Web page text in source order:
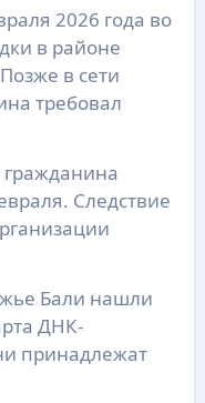
2026 года во
в районе
в сети
требовал
Следствие
Бали нашли
ДНК-
принадлежат